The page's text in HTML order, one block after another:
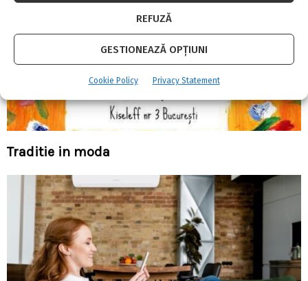
REFUZĂ
GESTIONEAZĂ OPȚIUNI
Cookie Policy Privacy Statement
Traditie in moda